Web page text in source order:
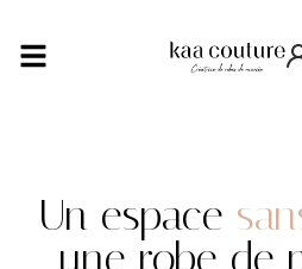
Un espace
une robe de